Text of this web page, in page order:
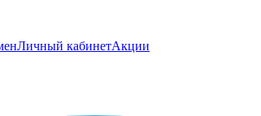
Личный кабинетАкции